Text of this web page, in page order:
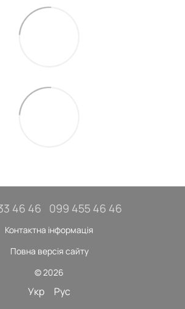
46 46 099 455 46 46
Контактна інформація
Повна версія сайту
© 2026
Укр Рус